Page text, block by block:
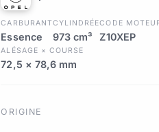
CARBURANT
Essence
CYLINDRÉE
973 cm³
CODE
Z10XEP
ALÉSAGE × COURSE
72,5 × 78,6 mm
ORIGINE